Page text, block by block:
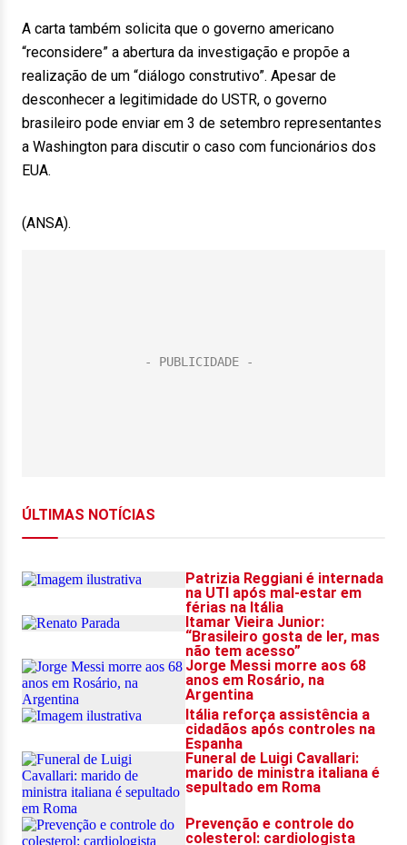
A carta também solicita que o governo americano
“reconsidere” a abertura da investigação e propõe a
realização de um “diálogo construtivo”. Apesar de
desconhecer a legitimidade do USTR, o governo
brasileiro pode enviar em 3 de setembro representantes
a Washington para discutir o caso com funcionários dos
EUA.
(ANSA).